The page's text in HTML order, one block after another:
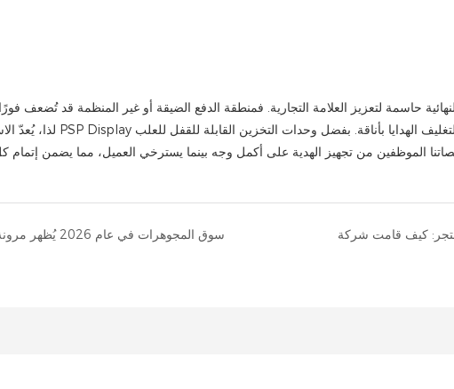
حاسمة لتعزيز العلامة التجارية. فمنطقة الدفع الضيقة أو غير المنظمة قد تُضعف
لذا، يُعدّ
سوق المجوهرات في عام 2026 يُظهر مرونة قوية وسط تباطؤ قطاع السلع الفاخرة